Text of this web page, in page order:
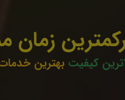
زمان
کیفیت بهترین